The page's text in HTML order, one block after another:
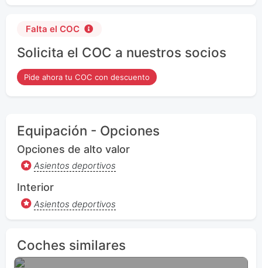
Falta el COC
Solicita el COC a nuestros socios
Pide ahora tu COC con descuento
Equipación - Opciones
Opciones de alto valor
Asientos deportivos
Interior
Asientos deportivos
Coches similares